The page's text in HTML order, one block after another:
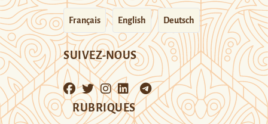
Français English Deutsch
SUIVEZ-NOUS
RUBRIQUES